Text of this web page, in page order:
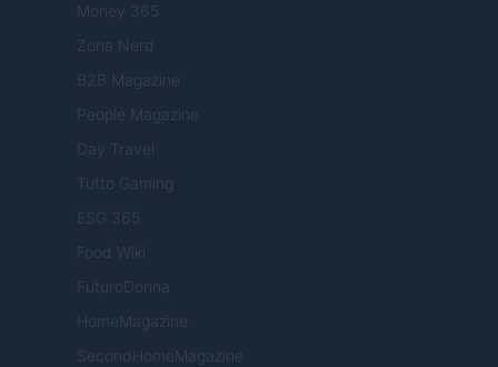
Money 365
Zona Nerd
B2B Magazine
People Magazine
Day Travel
Tutto Gaming
ESG 365
Food Wiki
FuturoDonna
HomeMagazine
SecondHomeMagazine